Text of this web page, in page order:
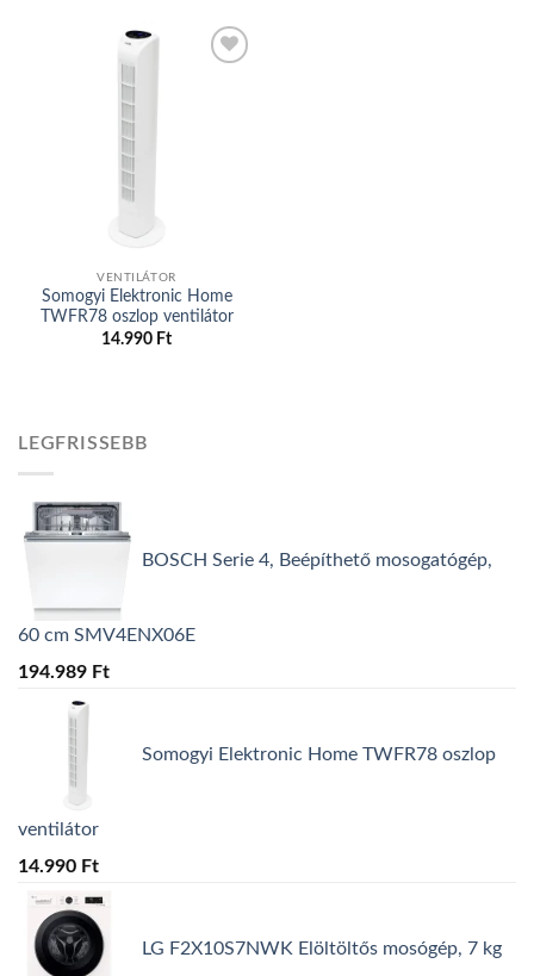
VENTILÁTOR
Somogyi Elektronic Home
TWFR78 oszlop ventilátor
14.990 Ft
LEGFRISSEBB
BOSCH Serie 4, Beépíthető mosogatógép,
60 cm SMV4ENX06E
194.989 Ft
Somogyi Elektronic Home TWFR78 oszlop
ventilátor
14.990 Ft
LG F2X10S7NWK Elöltöltős mosógép, 7 kg